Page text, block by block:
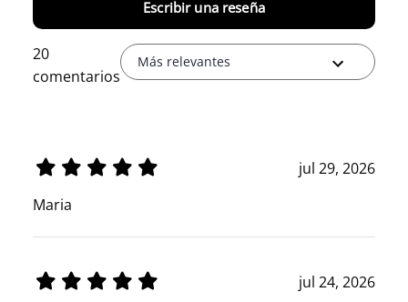
Escribir una reseña
20
comentarios
Más relevantes
jul 29, 2026
Maria
jul 24, 2026